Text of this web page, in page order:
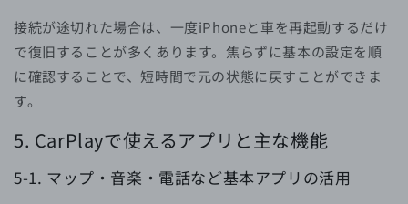
接続が途切れた場合は、一度iPhoneと車を再起動するだけ
で復旧することが多くあります。焦らずに基本の設定を順
に確認することで、短時間で元の状態に戻すことができま
す。
5. CarPlayで使えるアプリと主な機能
5-1. マップ・音楽・電話など基本アプリの活用